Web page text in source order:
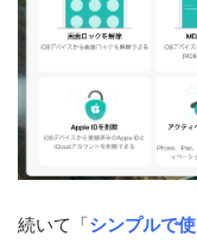
続いて「シンプルで